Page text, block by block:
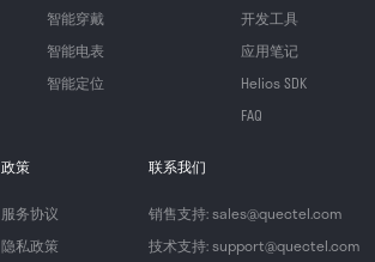
智能穿戴
智能电表
智能定位
开发工具
应用笔记
Helios SDK
FAQ
政策
服务协议
隐私政策
联系我们
销售支持: sales@quectel.com
技术支持: support@quectel.com